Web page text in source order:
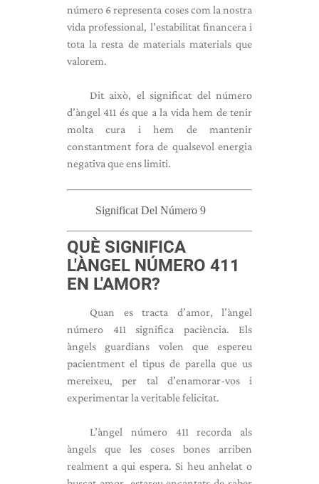
número 6 representa coses com la nostra
vida professional, l'estabilitat financera i
tota la resta de materials materials que
valorem.
Dit això, el significat del número
d’àngel 411 és que a la vida hem de tenir
molta cura i hem de mantenir
constantment fora de qualsevol energia
negativa que ens limiti.
Significat Del Número 9
QUÈ SIGNIFICA
L'ÀNGEL NÚMERO 411
EN L'AMOR?
Quan es tracta d’amor, l’àngel
número 411 significa paciència. Els
àngels guardians volen que espereu
pacientment el tipus de parella que us
mereixeu, per tal d’enamorar-vos i
experimentar la veritable felicitat.
L’àngel número 411 recorda als
àngels que les coses bones arriben
realment a qui espera. Si heu anhelat o